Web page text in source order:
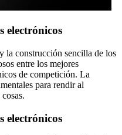
electrónicos
la construcción sencilla de los
entre los mejores
de competición. La
para rendir al
electrónicos